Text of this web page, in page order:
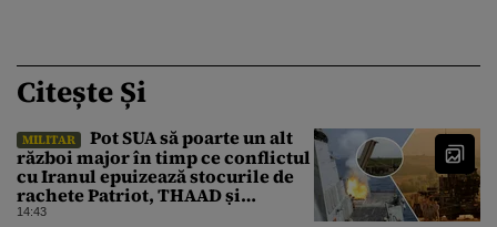
Citește Și
MILITAR
Pot SUA să poarte un alt
război major în timp ce conflictul
cu Iranul epuizează stocurile de
rachete Patriot, THAAD și
Tomahawk?
14:43